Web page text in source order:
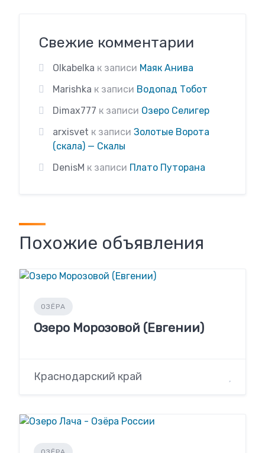
Свежие комментарии
Olkabelka к записи Маяк Анива
Marishka к записи Водопад Тобот
Dimax777 к записи Озеро Селигер
arxisvet к записи Золотые Ворота
(скала) — Скалы
DenisM к записи Плато Путорана
Похожие объявления
ОЗЁРА
Озеро Морозовой (Евгении)
Краснодарский край